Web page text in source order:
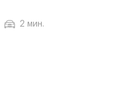
2 мин.